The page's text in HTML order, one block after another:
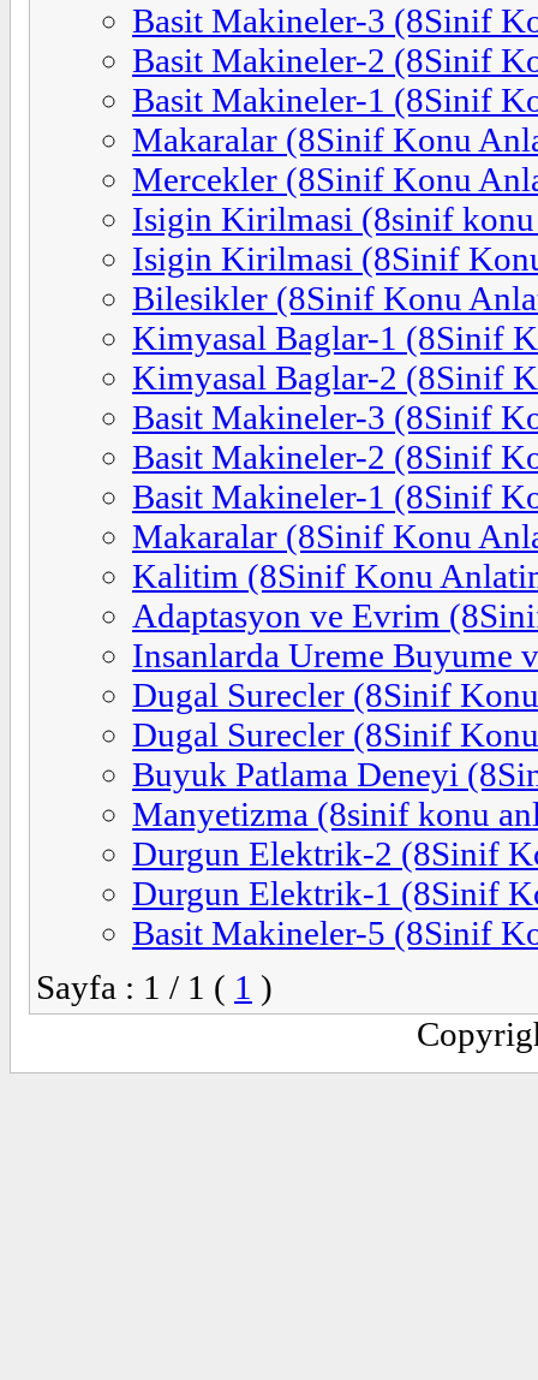
Basit Makineler-3 (8Sinif
Basit Makineler-2 (8Sinif
Basit Makineler-1 (8Sinif
Makaralar (8Sinif Konu
Mercekler (8Sinif Konu
Isigin Kirilmasi (8sinif
Isigin Kirilmasi (8Sinif
Bilesikler (8Sinif Konu
Kimyasal Baglar-1 (8Sinif
Kimyasal Baglar-2 (8Sinif
Basit Makineler-3 (8Sinif
Basit Makineler-2 (8Sinif
Basit Makineler-1 (8Sinif
Makaralar (8Sinif Konu
Kalitim (8Sinif Konu
Adaptasyon ve Evrim
Insanlarda Ureme Buyume
Dugal Surecler (8Sinif
Dugal Surecler (8Sinif
Buyuk Patlama Deneyi
Manyetizma (8sinif konu
Durgun Elektrik-2 (8Sinif
Durgun Elektrik-1 (8Sinif
Basit Makineler-5 (8Sinif
Sayfa : 1 / 1 ( 1 )